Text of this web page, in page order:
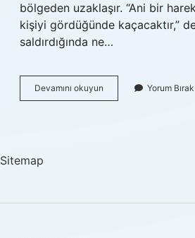
bölgeden uzaklaşır. “Ani bir
kişiyi gördüğünde kaçacaktır,”
saldırdığında ne…
Devamını okuyun
Kız
Yorum Bırak
Sitemap